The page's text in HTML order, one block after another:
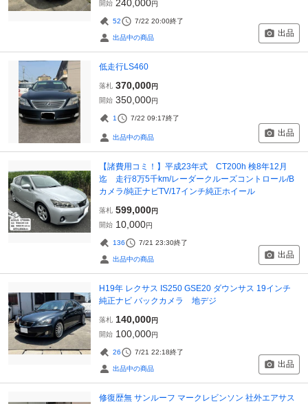
開始 240,000円
52 7/22 20:00終了
出品中の商品 出品
低走行LS460
落札 370,000円
開始 350,000円
1 7/22 09:17終了
出品中の商品 出品
【諸費用コミ！】平成23年式 CT200h 検8年12月
迄 走行8万5千km/レーダークルーズコントロール/B
カメラ/純正ナビTV/17インチ純正ホイール
落札 599,000円
開始 10,000円
136 7/21 23:30終了
出品中の商品 出品
H19年 レクサス IS250 GSE20 ダウンサス 19インチ
純正ナビ バックカメラ 地デジ
落札 140,000円
開始 100,000円
26 7/21 22:18終了
出品中の商品 出品
修復歴無 サンルーフ マークレビンソン 社外エアサス